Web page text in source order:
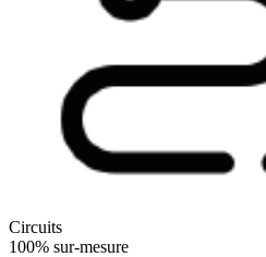
Circuits
100% sur-mesure